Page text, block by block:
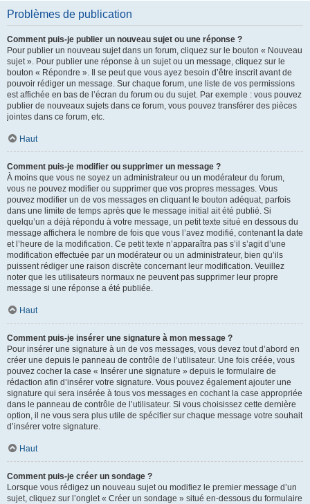
Problèmes de publication
Comment puis-je publier un nouveau sujet ou une réponse ?
Pour publier un nouveau sujet dans un forum, cliquez sur le bouton « Nouveau
sujet ». Pour publier une réponse à un sujet ou un message, cliquez sur le
bouton « Répondre ». Il se peut que vous ayez besoin d’être inscrit avant de
pouvoir rédiger un message. Sur chaque forum, une liste de vos permissions
est affichée en bas de l’écran du forum ou du sujet. Par exemple : vous pouvez
publier de nouveaux sujets dans ce forum, vous pouvez transférer des pièces
jointes dans ce forum, etc.
Haut
Comment puis-je modifier ou supprimer un message ?
À moins que vous ne soyez un administrateur ou un modérateur du forum,
vous ne pouvez modifier ou supprimer que vos propres messages. Vous
pouvez modifier un de vos messages en cliquant le bouton adéquat, parfois
dans une limite de temps après que le message initial ait été publié. Si
quelqu’un a déjà répondu à votre message, un petit texte situé en dessous du
message affichera le nombre de fois que vous l’avez modifié, contenant la date
et l’heure de la modification. Ce petit texte n’apparaîtra pas s’il s’agit d’une
modification effectuée par un modérateur ou un administrateur, bien qu’ils
puissent rédiger une raison discrète concernant leur modification. Veuillez
noter que les utilisateurs normaux ne peuvent pas supprimer leur propre
message si une réponse a été publiée.
Haut
Comment puis-je insérer une signature à mon message ?
Pour insérer une signature à un de vos messages, vous devez tout d’abord en
créer une depuis le panneau de contrôle de l’utilisateur. Une fois créée, vous
pouvez cocher la case « Insérer une signature » depuis le formulaire de
rédaction afin d’insérer votre signature. Vous pouvez également ajouter une
signature qui sera insérée à tous vos messages en cochant la case appropriée
dans le panneau de contrôle de l’utilisateur. Si vous choisissez cette dernière
option, il ne vous sera plus utile de spécifier sur chaque message votre souhait
d’insérer votre signature.
Haut
Comment puis-je créer un sondage ?
Lorsque vous rédigez un nouveau sujet ou modifiez le premier message d’un
sujet, cliquez sur l’onglet « Créer un sondage » situé en-dessous du formulaire